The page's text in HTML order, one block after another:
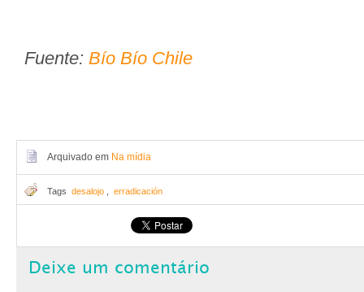
Fuente: Bío Bío Chile
Arquivado em Na mídia
Tags desalojo erradicación
Deixe um comentário